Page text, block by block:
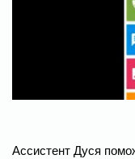
Ассистент Дуся